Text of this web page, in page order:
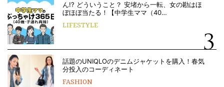
ん!? どういうこと？ 安堵から一転、女の勘はほ
ぼほぼ当たる！【中学生ママ（40…
LIFESTYLE
話題のUNIQLOのデニムジャケットを購入！春気
分投入のコーディネート
FASHION